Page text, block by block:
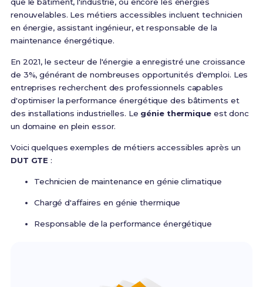
que le bâtiment, l'industrie, ou encore les énergies
renouvelables. Les métiers accessibles incluent technicien
en énergie, assistant ingénieur, et responsable de la
maintenance énergétique.
En 2021, le secteur de l'énergie a enregistré une croissance
de 3%, générant de nombreuses opportunités d'emploi. Les
entreprises recherchent des professionnels capables
d'optimiser la performance énergétique des bâtiments et
des installations industrielles. Le génie thermiqueest donc
un domaine en plein essor.
Voici quelques exemples de métiers accessibles après un
DUT GTE :
Technicien de maintenance en génie climatique
Chargé d'affaires en génie thermique
Responsable de la performance énergétique